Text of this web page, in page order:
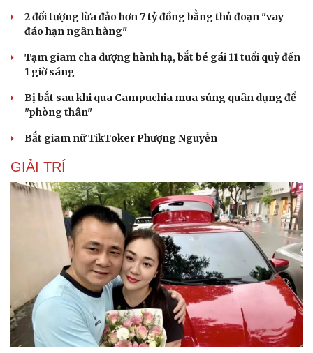
Du lịch
Tư vấn
Săn Tour
Câu chuyện thời sự
Đọc truyện đêm khuya
Cửa sổ tình yêu
Kể chuyện cho bé
Hạt giống tâm hồn
2 đối tượng lừa đảo hơn 7 tỷ đồng bằng thủ đoạn "vay
đáo hạn ngân hàng"
Tạm giam cha dượng hành hạ, bắt bé gái 11 tuổi quỳ đến
1 giờ sáng
Bị bắt sau khi qua Campuchia mua súng quân dụng để
"phòng thân"
Bắt giam nữ TikToker Phượng Nguyễn
GIẢI TRÍ